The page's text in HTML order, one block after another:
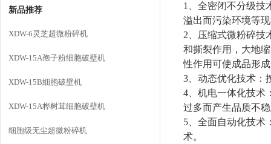
新品推荐
XDW-6灵芝超微粉碎机
XDW-15A孢子粉细胞破壁机
XDW-15B细胞破壁机
XDW-15A桦树茸细胞破壁机
细胞级无尘超微粉碎机
1
、全密闭不分级
溢出而污染环境等
2 、压缩式微粉碎
和撕裂作用，大地
性作用可使成品形
3 、动态优化技术
4 、机电一体化技
过多而产生品质不
5 、全面自动化技
术。